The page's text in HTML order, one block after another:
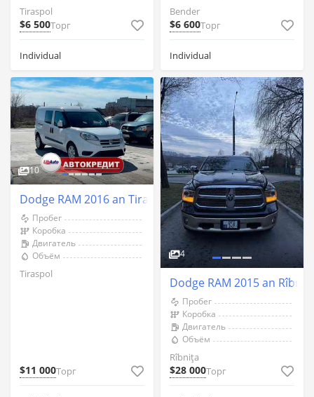
Tiraspol
$6 500Торг
Individual
Bender
$6 600Торг
Individual
10
Dodge RAM 2016 an Tiraspol
Пробег
Коробка
Двигатель
Объём
Tiraspol
$11 000Торг
4
Dodge RAM 2015 an
Пробег
Коробка
Двигатель
Объём
Rîbnița
$28 000Торг